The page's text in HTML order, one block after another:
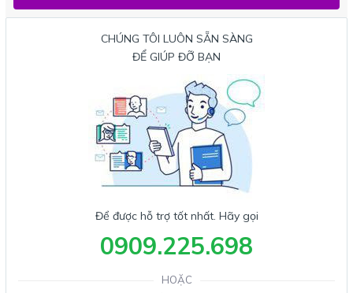
CHÚNG TÔI LUÔN SẴN SÀNG
ĐỂ GIÚP ĐỠ BẠN
Để được hỗ trợ tốt nhất. Hãy gọi
0909.225.698
HOẶC